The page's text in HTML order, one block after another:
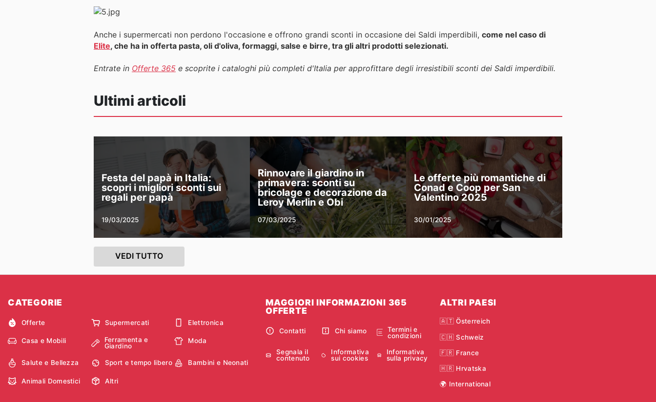
Anche i supermercati non perdono l'occasione e offrono grandi sconti in occasione dei Saldi imperdibili, come nel caso di
Elite, che ha in offerta pasta, oli d'oliva, formaggi, salse e birre, tra gli altri prodotti selezionati.
Entrate in Offerte 365 e scoprite i cataloghi più completi d'Italia per approfittare degli irresistibili sconti dei Saldi imperdibili.
Ultimi articoli
Festa del papà in Italia:
scopri i migliori sconti sui
regali per papà
19/03/2025
Rinnovare il giardino in
primavera: sconti su
bricolage e decorazione da
Leroy Merlin e Obi
07/03/2025
Le offerte più romantiche di
Conad e Coop per San
Valentino 2025
30/01/2025
VEDI TUTTO
CATEGORIE
Offerte Supermercati Elettronica
Casa e Mobili
Ferramenta e
Giardino
Moda
Salute e Bellezza Sport e tempo libero Bambini e Neonati
Animali Domestici Altri
MAGGIORI INFORMAZIONI 365
OFFERTE
Contatti Chi siamo
Termini e
condizioni
Segnala il
contenuto
Informativa
sui cookies
Informativa
sulla privacy
ALTRI PAESI
🇦🇹 Österreich
🇨🇭 Schweiz
🇫🇷 France
🇭🇷 Hrvatska
🌍 International